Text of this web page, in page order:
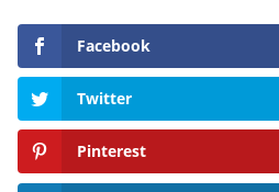
Facebook
Twitter
Pinterest